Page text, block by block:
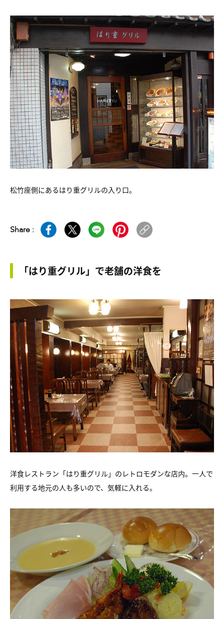
松竹座側にあるはり重グリルの入り口。
Share :
「はり重グリル」で老舗の洋食を
洋食レストラン「はり重グリル」のレトロモダンな店内。一人で
利用する地元の人も多いので、気軽に入れる。